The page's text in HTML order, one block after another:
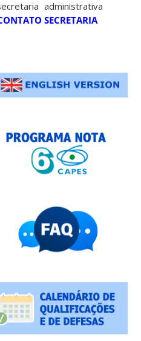
administrativa
SECRETARIA